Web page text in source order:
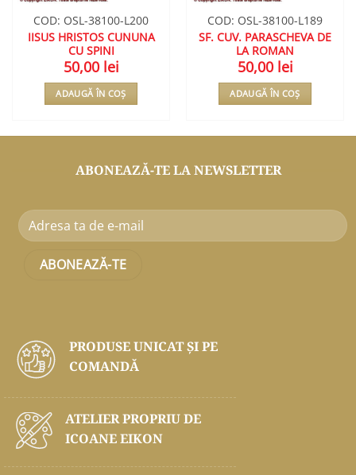
COD: OSL-38100-L200
IISUS HRISTOS CUNUNA
CU SPINI
50,00 lei
ADAUGĂ ÎN COȘ
COD: OSL-38100-L189
SF. CUV. PARASCHEVA DE
LA ROMAN
50,00 lei
ADAUGĂ ÎN COȘ
ABONEAZĂ-TE LA NEWSLETTER
PRODUSE UNICAT ŞI PE
COMANDĂ
ATELIER PROPRIU DE
ICOANE EIKON